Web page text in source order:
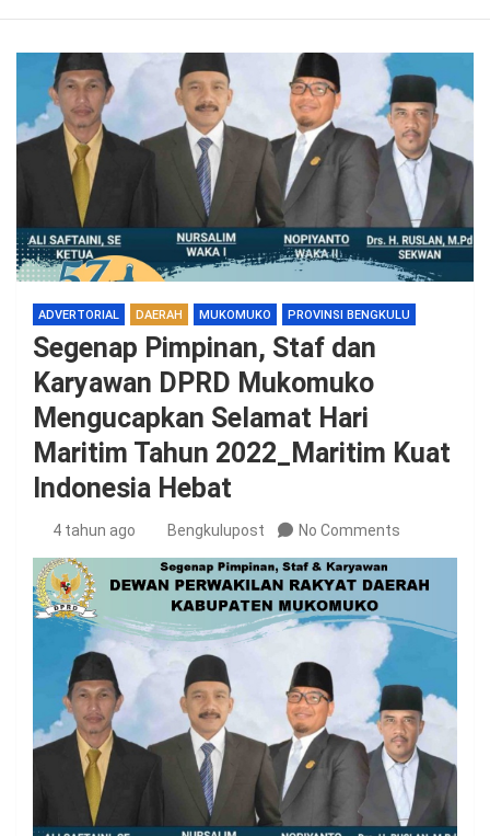
ADVERTORIAL DAERAH MUKOMUKO PROVINSI BENGKULU
Segenap Pimpinan, Staf dan
Karyawan DPRD Mukomuko
Mengucapkan Selamat Hari
Maritim Tahun 2022_Maritim Kuat
Indonesia Hebat
4 tahun ago Bengkulupost No Comments